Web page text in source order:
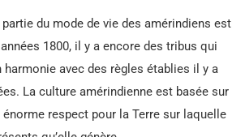
du mode de vie des amérindiens est
1800, il y a encore des tribus qui
harmonie avec des règles établies il y a
La culture amérindienne est basée sur
respect pour la Terre sur laquelle